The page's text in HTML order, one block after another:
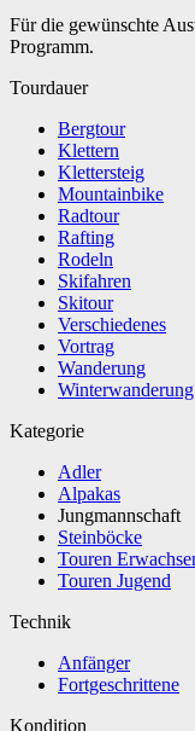
Für die gewünschte
Programm.
Tourdauer
Bergtour
Klettern
Klettersteig
Mountainbike
Radtour
Rafting
Rodeln
Skifahren
Skitour
Verschiedenes
Vortrag
Wanderung
Winterwanderung
Kategorie
Adler
Alpakas
Jungmannschaft
Steinböcke
Touren
Touren Jugend
Technik
Anfänger
Fortgeschrittene
Kondition